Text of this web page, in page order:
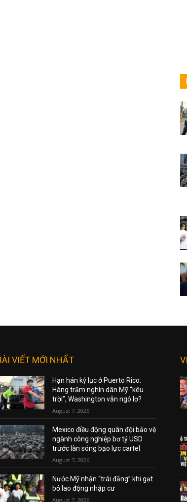
VIẾT MỚI NHẤT
Hạn hán kỷ lục ở Puerto Rico:
Hàng trăm nghìn dân Mỹ “kêu
trời”, Washington vẫn ngó lơ?
August 7, 2026
Mexico điều động quân đội bảo vệ
ngành công nghiệp bơ tỷ USD
trước làn sóng bạo lực cartel
August 7, 2026
Nước Mỹ nhận “trái đắng” khi gạt
bỏ lao động nhập cư
August 7, 2026